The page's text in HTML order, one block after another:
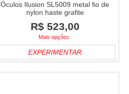
Óculos Ilusion SL5009 metal fio de
nylon haste grafite
R$ 523,00
Mais opções
EXPERIMENTAR